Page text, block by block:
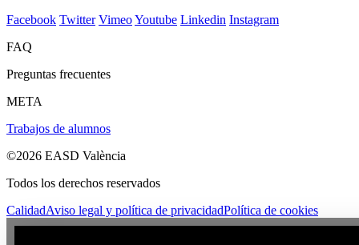
Facebook Twitter VimeoYoutube Linkedin Instagram
FAQ
Preguntas frecuentes
META
Trabajos de alumnos
©2026 EASD València
Todos los derechos reservados
CalidadAviso legal y política de privacidadPolítica de cookies